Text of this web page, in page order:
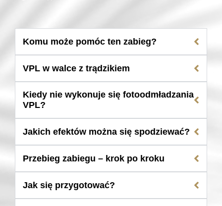
Komu może pomóc ten zabieg?
VPL w walce z trądzikiem
Kiedy nie wykonuje się fotoodmładzania
VPL?
Jakich efektów można się spodziewać?
Przebieg zabiegu – krok po kroku
Jak się przygotować?